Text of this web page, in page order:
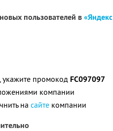
пользователей в«Яндекс
укажите промокод FC097097
компании
на сайте компании